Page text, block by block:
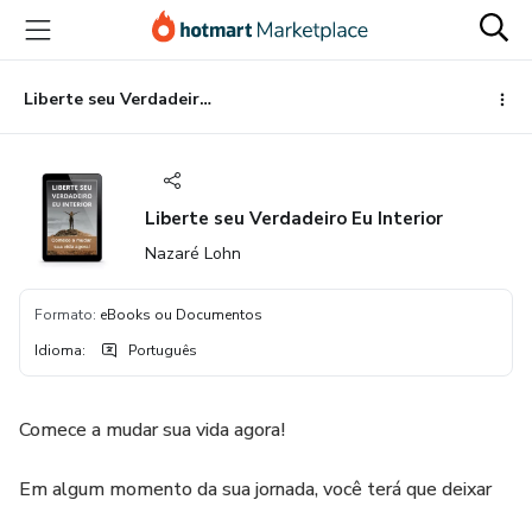
para
conteúdo
principal
para
pagamento
para
rodapé
Liberte seu Verdadeiro Eu Interior
Liberte seu Verdadeiro Eu Interior
Nazaré Lohn
Formato: eBooks ou Documentos
Idioma: Português
Comece a mudar sua vida agora!
Em algum momento da sua jornada, você terá que deixar